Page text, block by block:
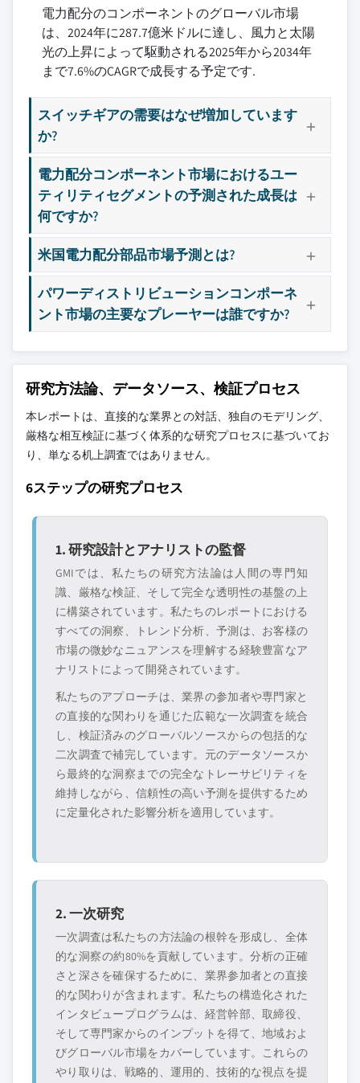
電力配分のコンポーネントのグローバル市場
は、2024年に287.7億米ドルに達し、風力と太陽
光の上昇によって駆動される2025年から2034年
まで7.6%のCAGRで成長する予定です.
スイッチギアの需要はなぜ増加しています
か?
電力配分コンポーネント市場におけるユー
ティリティセグメントの予測された成長は
何ですか?
米国電力配分部品市場予測とは?
パワーディストリビューションコンポーネ
ント市場の主要なプレーヤーは誰ですか?
研究方法論、データソース、検証プロセス
本レポートは、直接的な業界との対話、独自のモデリング、
厳格な相互検証に基づく体系的な研究プロセスに基づいてお
り、単なる机上調査ではありません。
6ステップの研究プロセス
1. 研究設計とアナリストの監督
GMIでは、私たちの研究方法論は人間の専門知
識、厳格な検証、そして完全な透明性の基盤の上
に構築されています。私たちのレポートにおける
すべての洞察、トレンド分析、予測は、お客様の
市場の微妙なニュアンスを理解する経験豊富なア
ナリストによって開発されています。
私たちのアプローチは、業界の参加者や専門家と
の直接的な関わりを通じた広範な一次調査を統合
し、検証済みのグローバルソースからの包括的な
二次調査で補完しています。元のデータソースか
ら最終的な洞察までの完全なトレーサビリティを
維持しながら、信頼性の高い予測を提供するため
に定量化された影響分析を適用しています。
2. 一次研究
一次調査は私たちの方法論の根幹を形成し、全体
的な洞察の約80%を貢献しています。分析の正確
さと深さを確保するために、業界参加者との直接
的な関わりが含まれます。私たちの構造化された
インタビュープログラムは、経営幹部、取締役、
そして専門家からのインプットを得て、地域およ
びグローバル市場をカバーしています。これらの
やり取りは、戦略的、運用的、技術的な視点を提